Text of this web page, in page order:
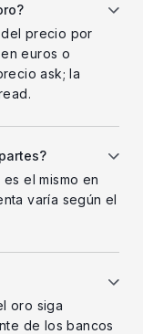
precio por
euros o
ask; la
el mismo en
varía según el
oro siga
de los bancos